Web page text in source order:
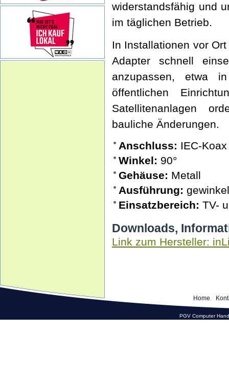
widerstandsfähig und
im täglichen Betrieb.
In Installationen vor
Adapter schnell
anzupassen, etwa
öffentlichen
Satellitenanlagen
bauliche Änderungen.
Anschluss: IEC-
Winkel: 90°
Gehäuse: Metall
Ausführung:
Einsatzbereich: TV-
Downloads,
Link zum Hersteller:
Home
PGV Computer